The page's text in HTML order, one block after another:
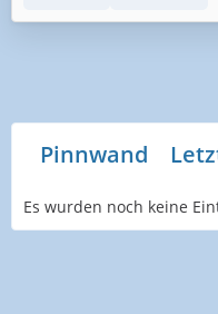
Pinnwand
Es wurden noch keine